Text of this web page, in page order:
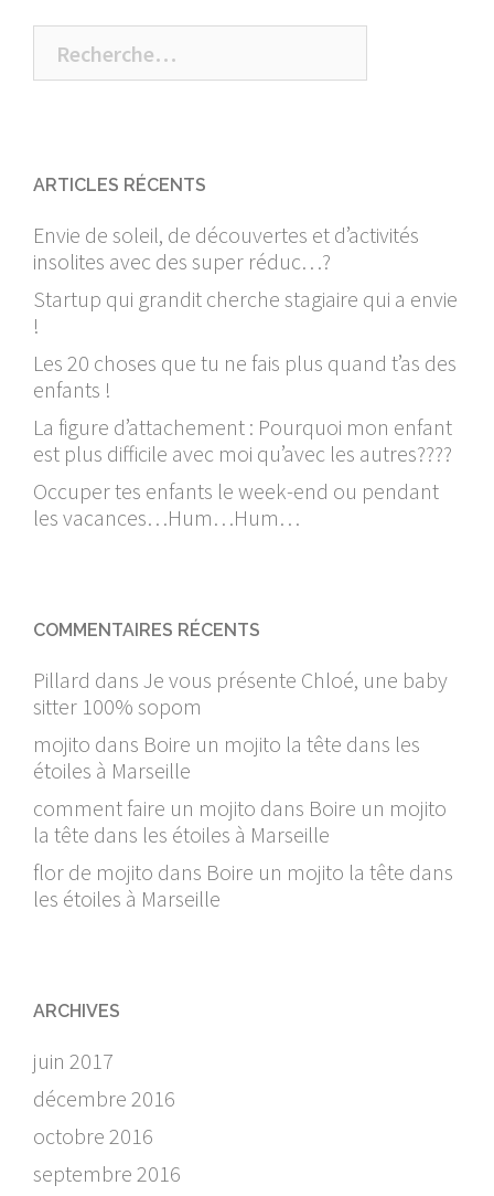
ARTICLES RÉCENTS
Envie de soleil, de découvertes et d’activités
insolites avec des super réduc…?
Startup qui grandit cherche stagiaire qui a envie
!
Les 20 choses que tu ne fais plus quand t’as des
enfants !
La figure d’attachement : Pourquoi mon enfant
est plus difficile avec moi qu’avec les autres????
Occuper tes enfants le week-end ou pendant
les vacances…Hum…Hum…
COMMENTAIRES RÉCENTS
Pillard dans Je vous présente Chloé, une baby
sitter 100% sopom
mojito dans Boire un mojito la tête dans les
étoiles à Marseille
comment faire un mojito dans Boire un mojito
la tête dans les étoiles à Marseille
flor de mojito dans Boire un mojito la tête dans
les étoiles à Marseille
ARCHIVES
juin 2017
décembre 2016
octobre 2016
septembre 2016